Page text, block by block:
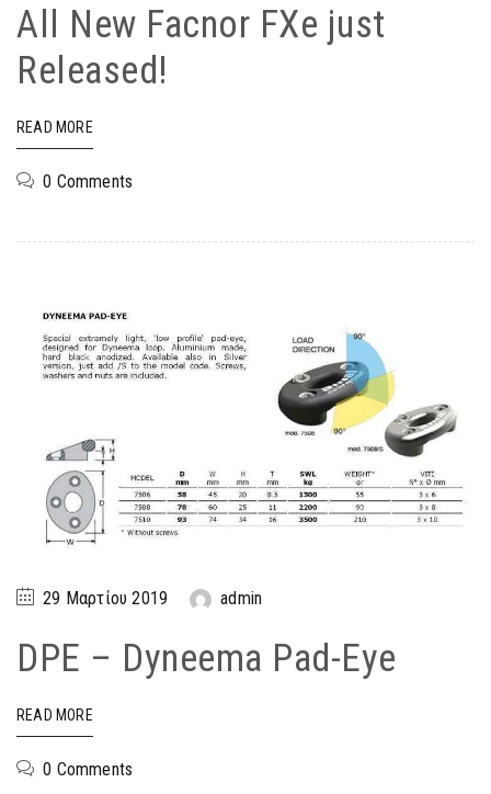
All New Facnor FXe just
Released!
READ MORE
0 Comments
29 Μαρτίου 2019 admin
DPE – Dyneema Pad-Eye
READ MORE
0 Comments